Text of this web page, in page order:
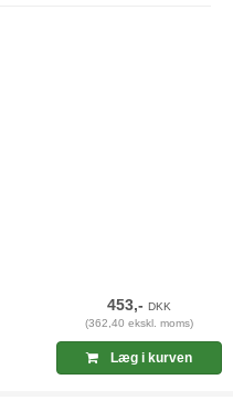
453,-DKK
(362,40 ekskl. moms)
Læg i kurven